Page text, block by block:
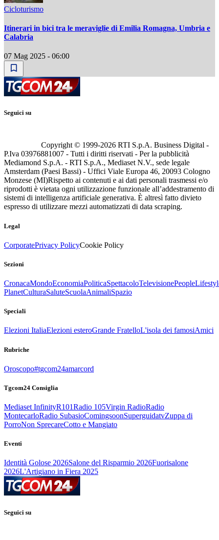
Cicloturismo
Itinerari in bici tra le meraviglie di Emilia Romagna, Umbria e
Calabria
07 Mag 2025 - 06:00
Seguici su
Copyright © 1999-2026 RTI S.p.A. Business Digital -
P.Iva 03976881007 - Tutti i diritti riservati - Per la pubblicità
Mediamond S.p.A. - RTI S.p.A., Mediaset N.V., sede legale
Amsterdam (Paesi Bassi) - Uffici Viale Europa 46, 20093 Cologno
Monzese (MI)Rispetto ai contenuti e ai dati personali trasmessi e/o
riprodotti è vietata ogni utilizzazione funzionale all’addestramento di
sistemi di intelligenza artificiale generativa. È altresì fatto divieto
espresso di utilizzare mezzi automatizzati di data scraping.
Legal
CorporatePrivacy PolicyCookie Policy
Sezioni
CronacaMondoEconomiaPoliticaSpettacoloTelevisionePeople
PlanetCulturaSaluteScuolaAnimaliSpazio
Speciali
Elezioni ItaliaElezioni esteroGrande FratelloL'isola dei famosiAmici
Rubriche
Oroscopo#tgcom24amarcord
Tgcom24 Consiglia
Mediaset InfinityR101Radio 105Virgin RadioRadio
MontecarloRadio SubasioComingsoonSuperguidatvZuppa di
PorroNon SprecareCotto e Mangiato
Eventi
Identità Golose 2026Salone del Risparmio 2026Fuorisalone
2026L'Artigiano in Fiera 2025
Seguici su